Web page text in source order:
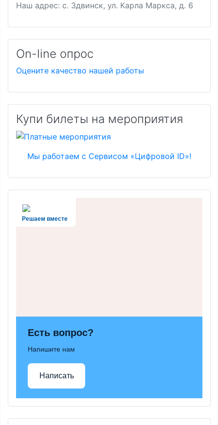
Наш адрес: с. Здвинск, ул. Карла Маркса, д. 6
On-line опрос
Оцените качество нашей работы
Купи билеты на мероприятия
Мы работаем с Сервисом «Цифровой ID»!
Решаем вместе
Есть вопрос?
Напишите нам
Написать